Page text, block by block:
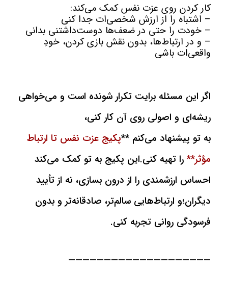
کار کردن روی عزت نفس کمک می‌کند:
– اشتباه را از ارزش شخصی‌ات جدا کنی
– خودت را حتی در ضعف‌ها دوست‌داشتنی بدانی
– و در ارتباط‌ها، بدون نقش بازی کردن، خودِ
واقعی‌ات باشی
اگر این مسئله برایت تکرار شونده است و می‌خواهی
ریشه‌ای و اصولی روی آن کار کنی،
به تو پیشنهاد می‌کنم **پکیج عزت نفس تا ارتباط
مؤثر**را تهیه کنی.این پکیج به تو کمک می‌کند
احساس ارزشمندی را از درون بسازی، نه از تأیید
دیگران؛و ارتباط‌هایی سالم‌تر، صادقانه‌تر و بدون
فرسودگی روانی تجربه کنی.
————————————————————